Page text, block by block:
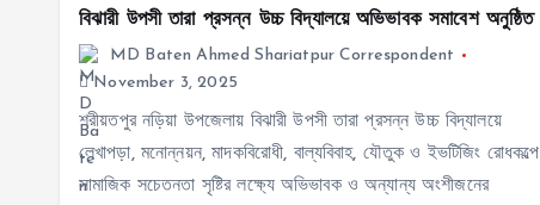
বিঝারী উপসী তারা প্রসন্ন উচ্চ বিদ্যালয়ে অভিভাবক সমাবেশ অনুষ্ঠিত
MD Baten Ahmed Shariatpur Correspondent
November 3, 2025
শরীয়তপুর নড়িয়া উপজেলায় বিঝারী উপসী তারা প্রসন্ন উচ্চ বিদ্যালয়ে
লেখাপড়া, মনোন্নয়ন, মাদকবিরোধী, বাল্যবিবাহ, যৌতুক ও ইভটিজিং রোধকল্পে
সামাজিক সচেতনতা সৃষ্টির লক্ষ্যে অভিভাবক ও অন্যান্য অংশীজনের